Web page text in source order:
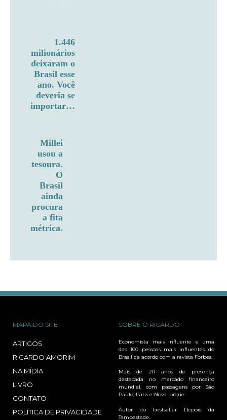
1.446
milionários
deixaram o
Brasil esse
ano. Você
deveria se
importar…
Millei
usou a
tesoura.
O
Brasil
ainda
procura
a fita
métrica.
MAPA DO SITE
ARTIGOS
RICARDO AMORIM
NA MÍDIA
LIVRO
CONTATO
POLÍTICA DE PRIVACIDADE
SOBRE O RICARDO
Economista mais influente e uma
das 100 pessoas mais influentes do
Brasil de acordo com a revista Forbes.
Mais de 20 anos de presença
destacada no mercado financeiro
mundial, com passagens por São
Paulo, Paris e Nova Iorque.
Autor do bestseller Depois da
Tempestade.